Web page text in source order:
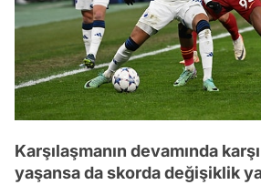
Karşılaşmanın devamında
yaşansa da skorda değişiklik